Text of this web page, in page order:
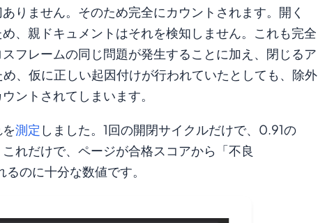
りません。そのため完全にカウントされます。開く
、親ドキュメントはそれを検知しません。これも完全
フレームの同じ問題が発生することに加え、閉じるア
、仮に正しい起因付けが行われていたとしても、除外
ントされてしまいます。
測定 しました。1回の開閉サイクルだけで、0.91の
れだけで、ページが合格スコアから「不良
のに十分な数値です。